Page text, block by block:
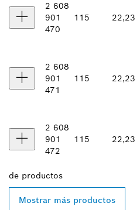
2 608
901
470
115 22,23
2 608
901
471
115 22,23
2 608
901
472
115 22,23
de productos
Mostrar más productos